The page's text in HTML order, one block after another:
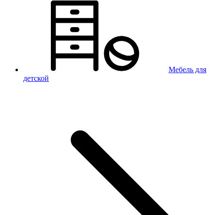
Мебель для
детской